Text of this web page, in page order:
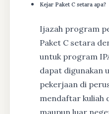
Kejar Paket C setara apa?
Ijazah program
Paket C setara
untuk program
dapat digunakan
pekerjaan di
mendaftar kuliah
maupun luar